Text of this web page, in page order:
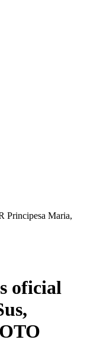
oficial